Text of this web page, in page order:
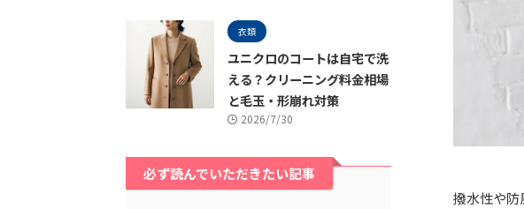
撥水性や防
衣類
ユニクロのコートは自宅で洗
える？クリーニング料金相場
と毛玉・形崩れ対策
2026/7/30
必ず読んでいただきたい記事